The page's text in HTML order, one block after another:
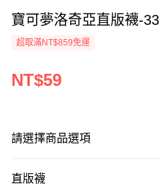
寶可夢洛奇亞直版襪-33
超取滿NT$859免運
NT$59
請選擇商品選項
直版襪